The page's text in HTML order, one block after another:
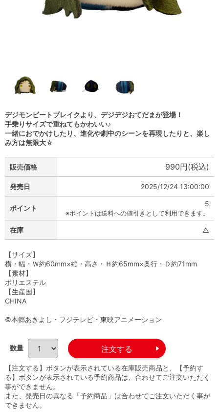
デジモンビートブレイクより、デジデジおてだまが登場！
手乗りサイズで重ねてもかわいい♪
一緒におでかけしたり、進化や劇中のシーンを再現したりと、楽し
み方は無限大☆
販売価格 990円(税込)
発売日 2025/12/24 13:00:00
ポイント
5
※ポイントは送料への値引きとして利用できます。
在庫 △
【サイズ】
横・幅・Ｗ約60mm×縦・高さ・Ｈ約65mm×奥行・Ｄ約71mm
【素材】
ポリエステル
【生産国】
CHINA
©本郷あきよし・フジテレビ・東映アニメーション
数量
【注文する】ボタンが表示されている在庫販売商品と、【予約す
る】ボタンが表示されている予約商品は、合わせてご注文いただく
事ができません。
また、発売日の異なる「予約商品」は合わせてご注文いただく事が
できません。